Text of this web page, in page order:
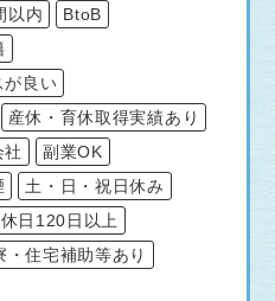
以内
BtoB
が良い
産休・育休取得実績あり
副業OK
土・日・祝日休み
日120日以上
・住宅補助等あり